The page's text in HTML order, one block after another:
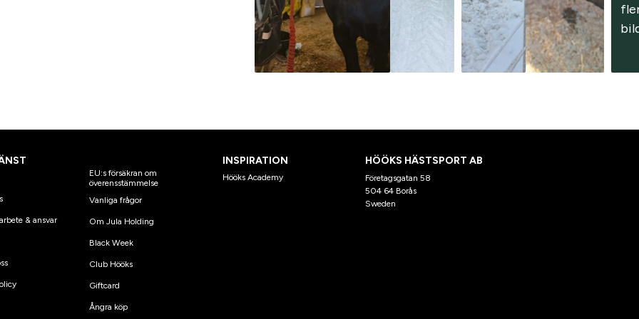
& ansvar
EU:s försäkran om
överensstämmelse
Vanliga frågor
Om Jula Holding
Black Week
Club Hööks
Giftcard
Ångra köp
INSPIRATION
Hööks Academy
HÖÖKS HÄSTSPORT AB
Företagsgatan 58
504 64 Borås
Sweden